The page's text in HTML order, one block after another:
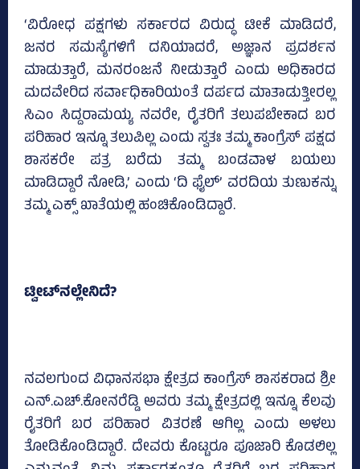
‘ವಿರೋಧ ಪಕ್ಷಗಳು ಸರ್ಕಾರದ ವಿರುದ್ಧ ಟೀಕೆ ಮಾಡಿದರೆ,
ಜನರ ಸಮಸ್ಯೆಗಳಿಗೆ ದನಿಯಾದರೆ, ಅಜ್ಞಾನ ಪ್ರದರ್ಶನ
ಮಾಡುತ್ತಾರೆ, ಮನರಂಜನೆ ನೀಡುತ್ತಾರೆ ಎಂದು ಅಧಿಕಾರದ
ಮದವೇರಿದ ಸರ್ವಾಧಿಕಾರಿಯಂತೆ ದರ್ಪದ ಮಾತಾಡುತ್ತೀರಲ್ಲ
ಸಿಎಂ ಸಿದ್ದರಾಮಯ್ಯ ನವರೇ, ರೈತರಿಗೆ ತಲುಪಬೇಕಾದ ಬರ
ಪರಿಹಾರ ಇನ್ನೂ ತಲುಪಿಲ್ಲ ಎಂದು ಸ್ವತಃ ತಮ್ಮ ಕಾಂಗ್ರೆಸ್ ಪಕ್ಷದ
ಶಾಸಕರೇ ಪತ್ರ ಬರೆದು ತಮ್ಮ ಬಂಡವಾಳ ಬಯಲು
ಮಾಡಿದ್ದಾರೆ ನೋಡಿ,’ ಎಂದು ‘ದಿ ಫೈಲ್‌’ ವರದಿಯ ತುಣುಕನ್ನು
ತಮ್ಮ ಎಕ್ಸ್‌ ಖಾತೆಯಲ್ಲಿ ಹಂಚಿಕೊಂಡಿದ್ದಾರೆ.
ಟ್ವೀಟ್‌ನಲ್ಲೇನಿದೆ?
ನವಲಗುಂದ ವಿಧಾನಸಭಾ ಕ್ಷೇತ್ರದ ಕಾಂಗ್ರೆಸ್ ಶಾಸಕರಾದ ಶ್ರೀ
ಎನ್.ಎಚ್.ಕೋನರೆಡ್ಡಿ ಅವರು ತಮ್ಮ ಕ್ಷೇತ್ರದಲ್ಲಿ ಇನ್ನೂ ಕೆಲವು
ರೈತರಿಗೆ ಬರ ಪರಿಹಾರ ವಿತರಣೆ ಆಗಿಲ್ಲ ಎಂದು ಅಳಲು
ತೋಡಿಕೊಂಡಿದ್ದಾರೆ. ದೇವರು ಕೊಟ್ಟರೂ ಪೂಜಾರಿ ಕೊಡಲಿಲ್ಲ